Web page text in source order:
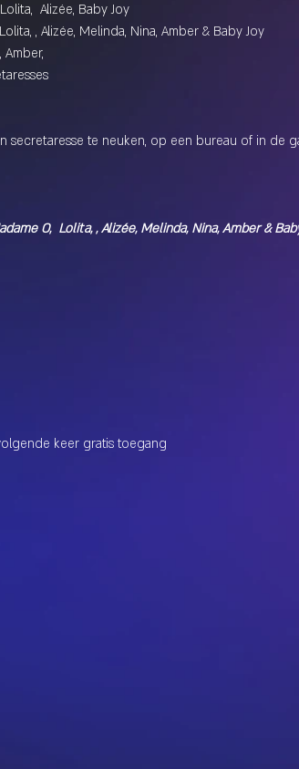
Alizée, Baby Joy
, Alizée, Melinda, Nina, Amber & Baby Joy
Amber,
secretaresse te neuken, op een bureau of in de
O,  Lolita, , Alizée, Melinda, Nina, Amber &
keer gratis toegang